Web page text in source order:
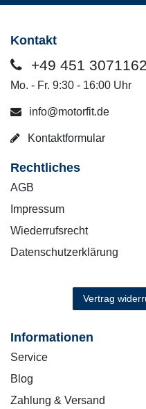
Kontakt
+49 451 3071162
Mo. - Fr. 9:30 - 16:00 Uhr
info@motorfit.de
Kontaktformular
Rechtliches
AGB
Impressum
Wiederrufsrecht
Datenschutzerklärung
Vertrag
Informationen
Service
Blog
Zahlung & Versand